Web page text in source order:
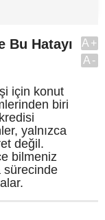
Bu Hatayı
için konut
biri
yalnızca
değil.
bilmeniz
sürecinde
A+
A-